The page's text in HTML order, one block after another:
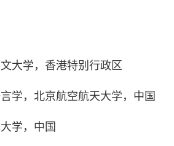
大学，香港特别行政区
学，北京航空航天大学，中国
学，中国